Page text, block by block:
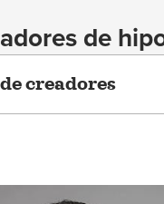
de
creadores